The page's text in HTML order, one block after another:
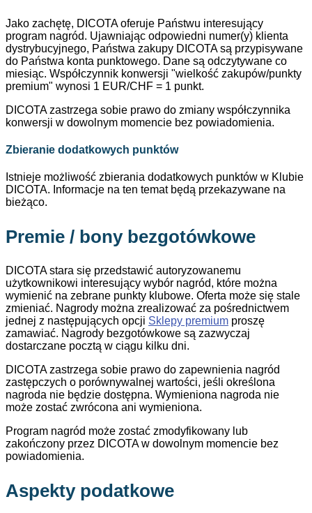
Jako zachętę, DICOTA oferuje Państwu interesujący
program nagród. Ujawniając odpowiedni numer(y) klienta
dystrybucyjnego, Państwa zakupy DICOTA są przypisywane
do Państwa konta punktowego. Dane są odczytywane co
miesiąc. Współczynnik konwersji "wielkość zakupów/punkty
premium" wynosi 1 EUR/CHF = 1 punkt.
DICOTA zastrzega sobie prawo do zmiany współczynnika
konwersji w dowolnym momencie bez powiadomienia.
Zbieranie dodatkowych punktów
Istnieje możliwość zbierania dodatkowych punktów w Klubie
DICOTA. Informacje na ten temat będą przekazywane na
bieżąco.
Premie / bony bezgotówkowe
DICOTA stara się przedstawić autoryzowanemu
użytkownikowi interesujący wybór nagród, które można
wymienić na zebrane punkty klubowe. Oferta może się stale
zmieniać. Nagrody można zrealizować za pośrednictwem
jednej z następujących opcji Sklepy premium proszę
zamawiać. Nagrody bezgotówkowe są zazwyczaj
dostarczane pocztą w ciągu kilku dni.
DICOTA zastrzega sobie prawo do zapewnienia nagród
zastępczych o porównywalnej wartości, jeśli określona
nagroda nie będzie dostępna. Wymieniona nagroda nie
może zostać zwrócona ani wymieniona.
Program nagród może zostać zmodyfikowany lub
zakończony przez DICOTA w dowolnym momencie bez
powiadomienia.
Aspekty podatkowe